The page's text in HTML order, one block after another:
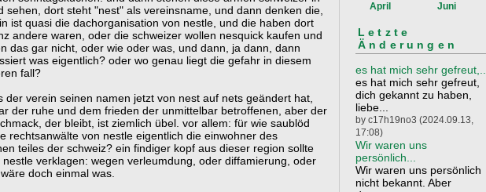
sehen, dort steht "nest" als vereinsname, und dann denken die,
ist quasi die dachorganisation von nestle, und die haben dort
andere waren, oder die schweizer wollen nesquick kaufen und
das gar nicht, oder wie oder was, und dann, ja dann, dann
was eigentlich? oder wo genau liegt die gefahr in diesem
fall?
der verein seinen namen jetzt von nest auf nets geändert hat,
der ruhe und dem frieden der unmittelbar betroffenen, aber der
der bleibt, ist ziemlich übel. vor allem: für wie saublöd
rechtsanwälte von nestle eigentlich die einwohner des
teiles der schweiz? ein findiger kopf aus dieser region sollte
nestle verklagen: wegen verleumdung, oder diffamierung, oder
doch einmal was.
April
Juni
Letzte
Änderungen
es hat mich sehr
es hat mich sehr gefreut,
dich gekannt zu haben,
liebe...
by c17h19no3 (2024.09.13,
17:08)
Wir waren uns
persönlich...
Wir waren uns persönlich
nicht bekannt. Aber